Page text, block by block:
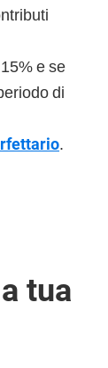
e se
di
.
tua